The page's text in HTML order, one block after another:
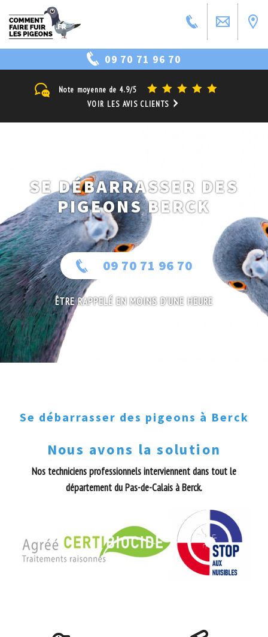
09 70 71 96 70
Note moyenne de 4.9/5
VOIR LES AVIS CLIENTS
SE DÉBARRASSER DES
PIGEONS BERCK
09 70 71 96 70
ÊTRE RAPPELÉ EN MOINS D'UNE HEURE
Se débarrasser des pigeons à Berck
Nous avons la solution
Nos techniciens professionnels interviennent dans tout le
département du Pas-de-Calais à Berck.